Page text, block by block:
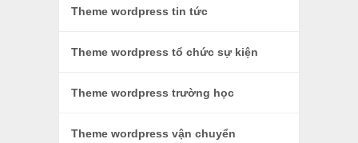
Theme wordpress tin tức
Theme wordpress tổ chức sự kiện
Theme wordpress trường học
Theme wordpress vận chuyển